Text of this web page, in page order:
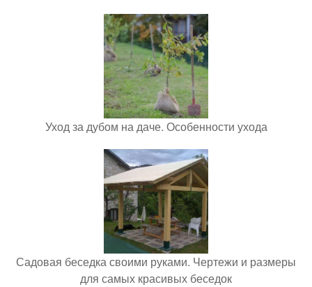
Уход за дубом на даче. Особенности ухода
Садовая беседка своими руками. Чертежи и размеры
для самых красивых беседок